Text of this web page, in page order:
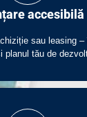
accesibilă
sau leasing
planul tău de